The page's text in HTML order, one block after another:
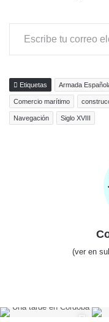
Escribe tu correo electrónico…
Etiquetas Armada
Comercio marítimo
Navegación Siglo XVIII
(ver en